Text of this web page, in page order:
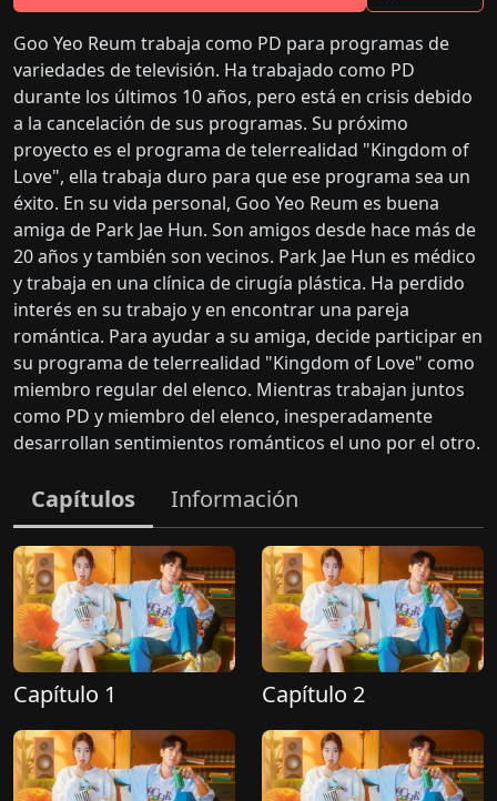
Goo Yeo Reum trabaja como PD para programas de
variedades de televisión. Ha trabajado como PD
durante los últimos 10 años, pero está en crisis debido
a la cancelación de sus programas. Su próximo
proyecto es el programa de telerrealidad "Kingdom of
Love", ella trabaja duro para que ese programa sea un
éxito. En su vida personal, Goo Yeo Reum es buena
amiga de Park Jae Hun. Son amigos desde hace más de
20 años y también son vecinos. Park Jae Hun es médico
y trabaja en una clínica de cirugía plástica. Ha perdido
interés en su trabajo y en encontrar una pareja
romántica. Para ayudar a su amiga, decide participar en
su programa de telerrealidad "Kingdom of Love" como
miembro regular del elenco. Mientras trabajan juntos
como PD y miembro del elenco, inesperadamente
desarrollan sentimientos románticos el uno por el otro.
Capítulos Información
Capítulo 1 Capítulo 2